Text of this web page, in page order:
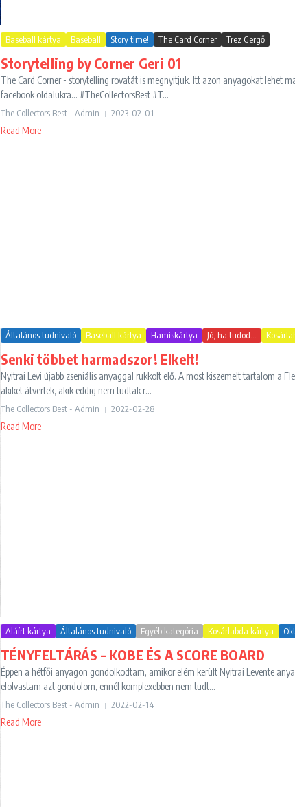
Baseball kártya Baseball Story time! The Card Corner Trez Gergő
Storytelling by Corner Geri 01
The Card Corner - storytelling rovatát is megnyitjuk. Itt azon anyagokat lehet
facebook oldalukra... #TheCollectorsBest #T...
The Collectors Best - Admin 2023-02-01
Read More
Általános tudnivaló Baseball kártya Hamiskártya Jó, ha tudod...
Senki többet harmadszor! Elkelt!
Nyitrai Levi újabb zseniális anyaggal rukkolt elő. A most kiszemelt tartalom a
akiket átvertek, akik eddig nem tudtak r...
The Collectors Best - Admin 2022-02-28
Read More
Aláírt kártya Általános tudnivaló Egyéb kategória Kosárlabda kártya
TÉNYFELTÁRÁS – KOBE ÉS A SCORE BOARD
Éppen a hétfői anyagon gondolkodtam, amikor elém került Nyitrai Levente
elolvastam azt gondolom, ennél komplexebben nem tudt...
The Collectors Best - Admin 2022-02-14
Read More